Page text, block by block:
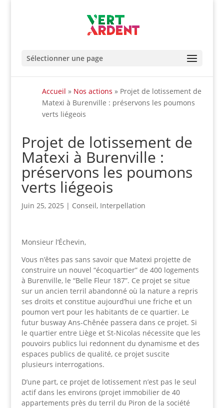
Sélectionner une page
Accueil » Nos actions » Projet de lotissement de
Matexi à Burenville : préservons les poumons
verts liégeois
Projet de lotissement de
Matexi à Burenville :
préservons les poumons
verts liégeois
Juin 25, 2025 | Conseil, Interpellation
Monsieur l’Échevin,
Vous n’êtes pas sans savoir que Matexi projette de
construire un nouvel “écoquartier” de 400 logements
à Burenville, le “Belle Fleur 187”. Ce projet se situe
sur un ancien terril abandonné où la nature a repris
ses droits et constitue aujourd’hui une friche et un
poumon vert pour les habitants de ce quartier. Le
futur busway Ans-Chênée passera dans ce projet. Si
le quartier entre Liège et St-Nicolas nécessite que les
pouvoirs publics lui redonnent du dynamisme et des
espaces publics de qualité, ce projet suscite
plusieurs interrogations.
D’une part, ce projet de lotissement n’est pas le seul
actif dans les environs (projet immobilier de 40
appartements près du terril du Piron de la société